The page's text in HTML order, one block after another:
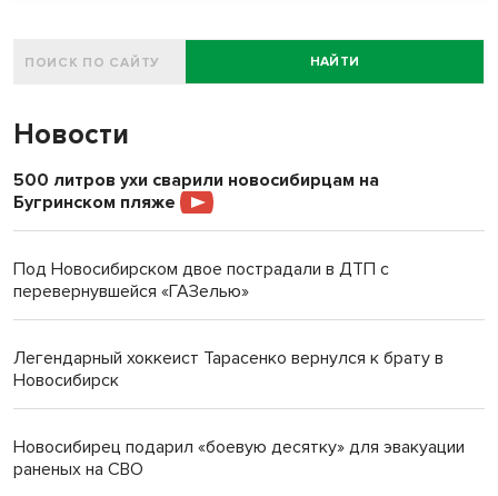
НАЙТИ
Новости
500 литров ухи сварили новосибирцам на
Бугринском пляже
Под Новосибирском двое пострадали в ДТП с
перевернувшейся «ГАЗелью»
Легендарный хоккеист Тарасенко вернулся к брату в
Новосибирск
Новосибирец подарил «боевую десятку» для эвакуации
раненых на СВО